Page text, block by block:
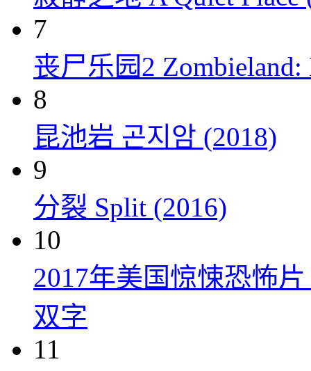
7
丧尸乐园2 Zombieland:
8
昆池岩 곤지암 (2018)
9
分裂 Split (2016)
10
2017年美国惊悚恐怖
双字
11